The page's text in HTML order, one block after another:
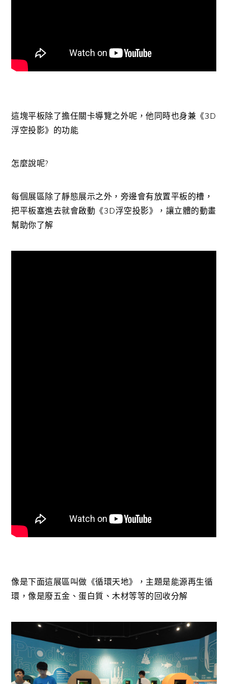
這塊平板除了擔任關卡導覽之外呢，他同時也身兼《3D
浮空投影》的功能
怎麼說呢?
每個展區除了靜態展示之外，旁邊會有放置平板的槽，
把平板塞進去就會啟動《3D浮空投影》，讓立體的動畫
幫助你了解
像是下面這展區叫做《循環天地》，主題是能源再生循
環，像是廢五金、蛋白質、木材等等的回收分解